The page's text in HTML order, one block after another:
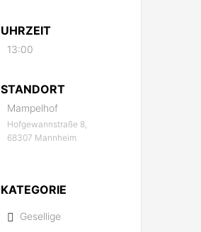
UHRZEIT
13:00
STANDORT
Mampelhof
Hofgewannstraße 8,
68307 Mannheim
KATEGORIE
Gesellige